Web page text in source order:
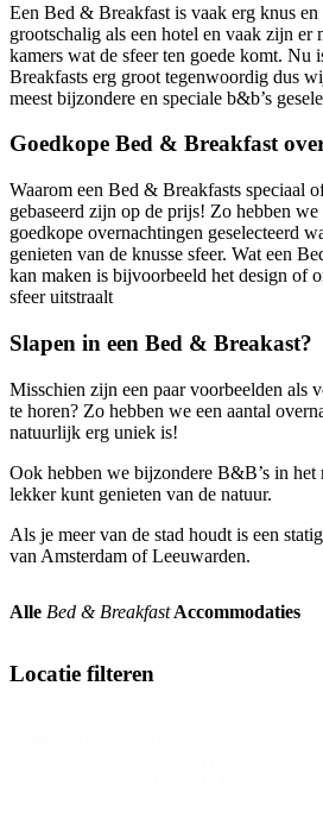
Een Bed & Breakfast is vaak erg knus
grootschalig als een hotel en vaak zijn er
kamers wat de sfeer ten goede komt. Nu
Breakfasts erg groot tegenwoordig dus
meest bijzondere en speciale b&b’s
Goedkope Bed & Breakfast
Waarom een Bed & Breakfasts speciaal
gebaseerd zijn op de prijs! Zo hebben
goedkope overnachtingen geselecteerd
genieten van de knusse sfeer. Wat een
kan maken is bijvoorbeeld het design of
sfeer uitstraalt
Slapen in een Bed & Breakast?
Misschien zijn een paar voorbeelden als
te horen? Zo hebben we een aantal
natuurlijk erg uniek is!
Ook hebben we bijzondere B&B’s in het
lekker kunt genieten van de natuur.
Als je meer van de stad houdt is een
van Amsterdam of Leeuwarden.
Alle Bed & BreakfastAccommodaties
Locatie filteren